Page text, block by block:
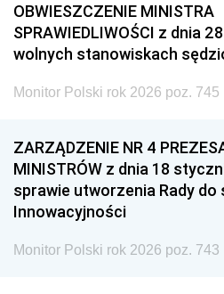
OBWIESZCZENIE MINISTRA
SPRAWIEDLIWOŚCI z dnia
wolnych stanowiskach
Monitor Polski rok 2026 poz. 745
ZARZĄDZENIE NR 4
MINISTRÓW z dnia 18
sprawie utworzenia Rady do
Innowacyjności
Monitor Polski rok 2026 poz. 743